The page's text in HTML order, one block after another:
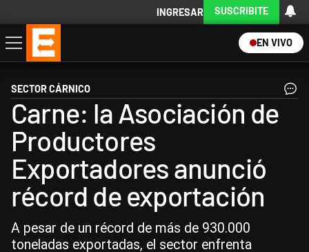
INGRESAR SUSCRIBITE
EN VIVO
Economía
Política
Internacional
Actualidad
Descargá la App
SECTOR CÁRNICO
Carne: la Asociación de
Productores
Exportadores anunció
récord de exportación
A pesar de un récord de más de 930.000
toneladas exportadas, el sector enfrenta